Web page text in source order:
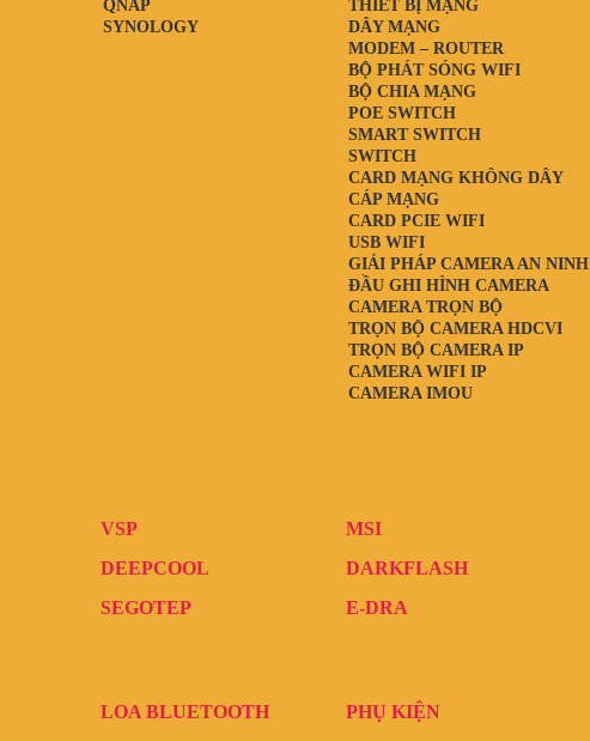
SYNOLOGY
QNAP
GIẢI PHÁP CAMERA AN NINH
CAMERA WIFI IP
CAMERA IMOU
CAMERA TRỌN BỘ
TRỌN BỘ CAMERA IP
TRỌN BỘ CAMERA HDCVI
ĐẦU GHI HÌNH CAMERA
THIẾT BỊ MẠNG
CARD MẠNG KHÔNG DÂY
USB WIFI
CARD PCIE WIFI
CÁP MẠNG
BỘ CHIA MẠNG
SWITCH
SMART SWITCH
POE SWITCH
BỘ PHÁT SÓNG WIFI
MODEM – ROUTER
DÂY MẠNG
VSP MSI
DEEPCOOL DARKFLASH
SEGOTEP E-DRA
LOA BLUETOOTH PHỤ KIỆN